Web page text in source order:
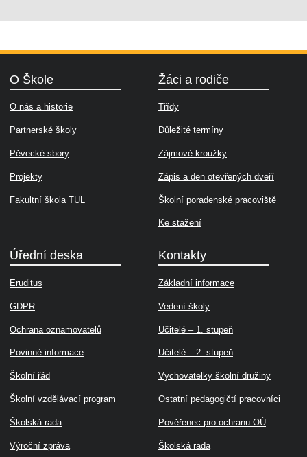
O Škole
O nás a historie
Partnerské školy
Pěvecké sbory
Projekty
Fakultní škola TUL
Žáci a rodiče
Třídy
Důležité termíny
Zájmové kroužky
Zápis a den otevřených dveří
Školní poradenské pracoviště
Ke stažení
Úřední deska
Eruditus
GDPR
Ochrana oznamovatelů
Povinné informace
Školní řád
Školní vzdělávací program
Školská rada
Výroční zpráva
Kontakty
Základní informace
Vedení školy
Učitelé – 1. stupeň
Učitelé – 2. stupeň
Vychovatelky školní družiny
Ostatní pedagogičtí pracovníci
Pověřenec pro ochranu OÚ
Školská rada